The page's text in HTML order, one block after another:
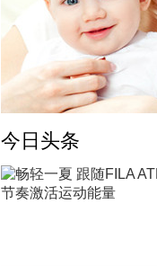
今日头条